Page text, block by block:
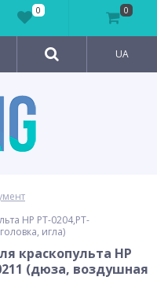
UA
HP РТ-0204,PT-
игла)
краскопульта HP
(дюза, воздушная
0 0